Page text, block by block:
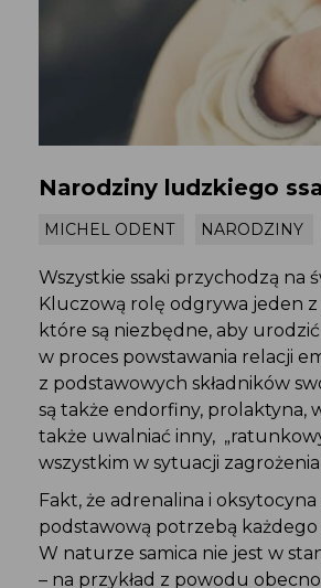
Narodziny ludzkiego
MICHEL ODENT NARODZINY
Wszystkie ssaki przychodzą na
Kluczową rolę odgrywa jeden z
które są niezbędne, aby
w proces powstawania relacji
z podstawowych składników
są także endorfiny, prolaktyna,
także uwalniać inny,
wszystkim w sytuacji
Fakt, że adrenalina i
podstawową potrzebą
W naturze samica nie jest w
– na przykład z powodu